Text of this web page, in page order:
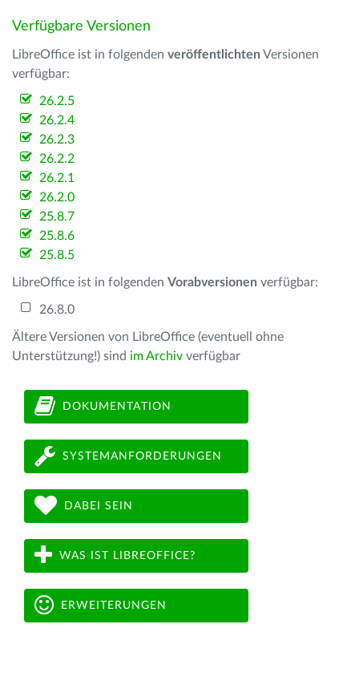
Verfügbare Versionen
LibreOffice ist in folgenden veröffentlichten Versionen
verfügbar:
26.2.5
26.2.4
26.2.3
26.2.2
26.2.1
26.2.0
25.8.7
25.8.6
25.8.5
LibreOffice ist in folgenden Vorabversionen verfügbar:
26.8.0
Ältere Versionen von LibreOffice (eventuell ohne
Unterstützung!) sind im Archiv verfügbar
DOKUMENTATION
SYSTEMANFORDERUNGEN
DABEI SEIN
WAS IST LIBREOFFICE?
ERWEITERUNGEN